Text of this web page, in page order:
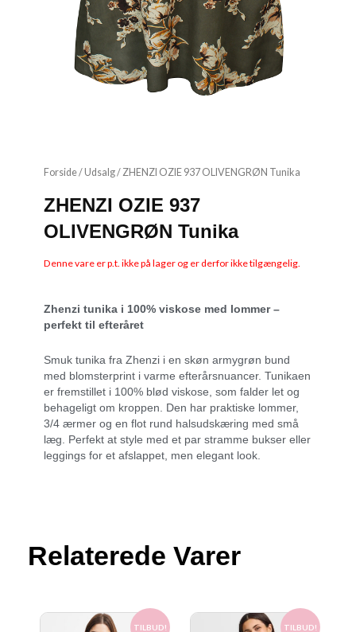
Forside/ Udsalg/ ZHENZI OZIE 937 OLIVENGRØN Tunika
ZHENZI OZIE 937
OLIVENGRØN Tunika
Denne vare er p.t. ikke på lager og er derfor ikke tilgængelig.
Zhenzi tunika i 100% viskose med lommer –
perfekt til efteråret
Smuk tunika fra Zhenzi i en skøn armygrøn bund
med blomsterprint i varme efterårsnuancer. Tunikaen
er fremstillet i 100% blød viskose, som falder let og
behageligt om kroppen. Den har praktiske lommer,
3/4 ærmer og en flot rund halsudskæring med små
læg. Perfekt at style med et par stramme bukser eller
leggings for et afslappet, men elegant look.
Relaterede Varer
TILBUD!
Den
Den
TILBUD!
Den
Den